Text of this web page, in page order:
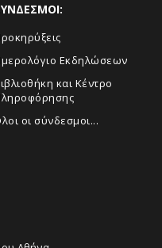
Εκδηλώσεων
και Κέντρο
οι σύνδεσμοι...